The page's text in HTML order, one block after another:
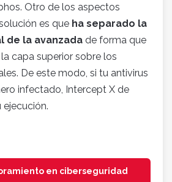
Otro de los aspectos
es que ha separado la
de la avanzada de forma que
capa superior sobre los
De este modo, si tu antivirus
infectado, Intercept X de
ejecución.
en ciberseguridad